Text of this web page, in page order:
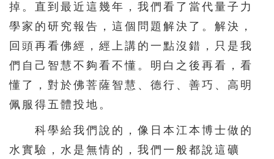
266 267 268 269 270
271 272 273 274 275
281 282 283 284 285
286 287
291 292 293 294 295
296 297 298 299 300
掉。直到最近這幾年，我們看了當代量子力
學家的研究報告，這個問題解決了。解決，
回頭再看佛經，經上講的一點沒錯，只是我
們自己智慧不夠看不懂。明白之後再看，看
懂了，對於佛菩薩智慧、德行、善巧、高明
佩服得五體投地。
科學給我們說的，像日本江本博士做的
水實驗，水是無情的，我們一般都說這礦